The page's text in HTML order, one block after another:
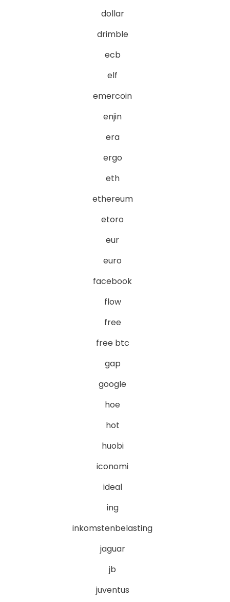
dollar
drimble
ecb
elf
emercoin
enjin
era
ergo
eth
ethereum
etoro
eur
euro
facebook
flow
free
free btc
gap
google
hoe
hot
huobi
iconomi
ideal
ing
inkomstenbelasting
jaguar
jb
juventus